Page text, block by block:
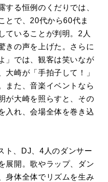
する恒例のくだりでは、
とで、20代から60代ま
ていることが判明。2人
きの声を上げた。さらに
」では、観客は笑いなが
大崎が「手拍子して！」
また、音楽イベントなら
が大崎を照らすと、その
入れ、会場全体を巻き込
ト、DJ、4人のダンサー
展開。歌やラップ、ダン
身体全体でリズムを生み